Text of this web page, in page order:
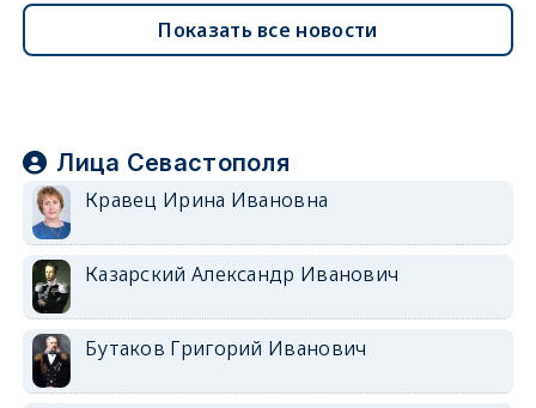
Показать все новости
Лица Севастополя
Кравец Ирина Ивановна
Казарский Александр Иванович
Бутаков Григорий Иванович